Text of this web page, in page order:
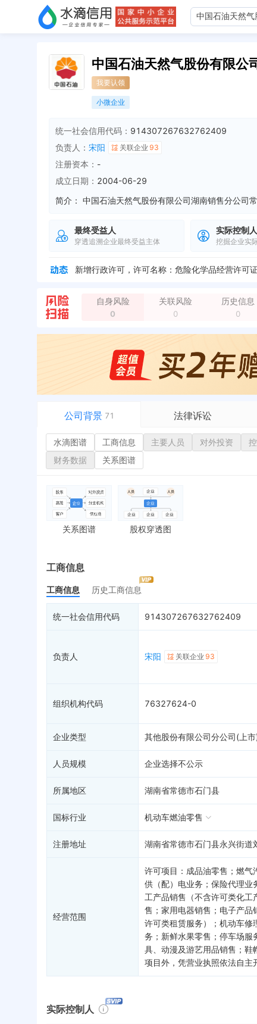
中国石油天然气股份有限公
我要认领
小微企业
统一社会信用代码： 914307267632762409
负责人： 宋阳 关联企业 93
注册资本： -
成立日期： 2004-06-29
简介：
最终受益人
穿透追溯企业最终受益主体
实际控制人
挖掘企业实
企业地址变更，新增年报地址：湖南省常德市石
企业地址变更，新增年报地址：湖南省常德市石
企业地址变更，新增年报地址：石门县楚江镇刘
自身风险
0
关联风险
0
历史信息
0
公司背景 71 法律诉讼
水滴图谱
工商信息
对外投资
控制企业
实际控制人
最终受益人
企业年报
总公司 1
疑似关系 39
司法案件
法院公告
裁判文书
送达公告
被执行人
终本案件
询价评估
司法协助
水滴图谱 工商信息 主要人员 对外投资
财务数据
关系图谱
关系图谱 股权穿透图
工商信息
工商信息 历史工商信息
统一社会信用代码 914307267632762409
负责人 宋阳 关联企业 93
组织机构代码 76327624-0
企业类型 其他股份有限公司分公司(上市
人员规模 企业选择不公示
所属地区 湖南省常德市石门县
国标行业 机动车燃油零售
注册地址 湖南省常德市石门县永兴街道
经营范围
许可项目：成品油零售；燃气
供（配）电业务；保险代理业
工产品销售（不含许可类化
售；家用电器销售；电子产品
许可类租赁服务）；机动车修
务；新鲜水果零售；停车场服
具、动漫及游艺用品销售；鞋
项目外，凭营业执照依法自主
实际控制人